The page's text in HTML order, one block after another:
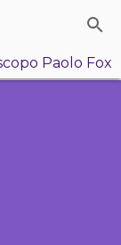
Paolo Fox